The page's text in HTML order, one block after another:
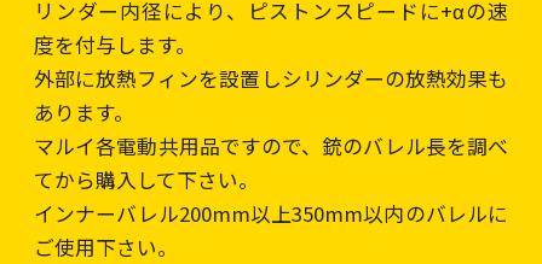
リンダー内径により、ピストンスピードに+αの速
度を付与します。
外部に放熱フィンを設置しシリンダーの放熱効果も
あります。
マルイ各電動共用品ですので、銃のバレル長を調べ
てから購入して下さい。
インナーバレル200mm以上350mm以内のバレルに
ご使用下さい。